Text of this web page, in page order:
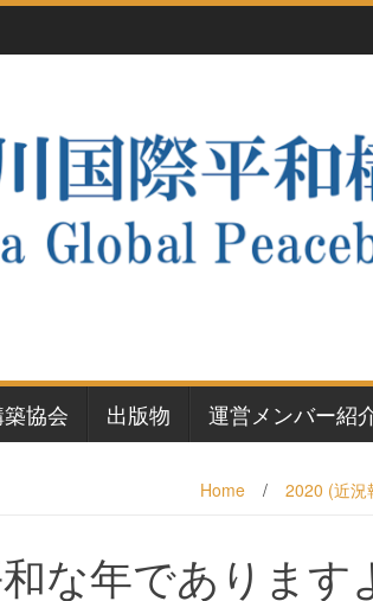
協会 出版物 運営メンバー紹
Home / 2020 (近況
な年であります